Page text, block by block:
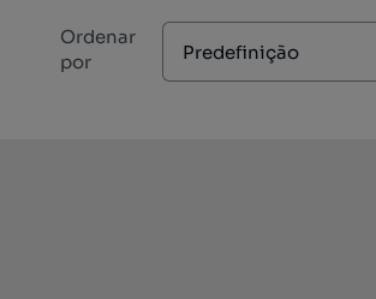
Ordenar
por
Predefinição